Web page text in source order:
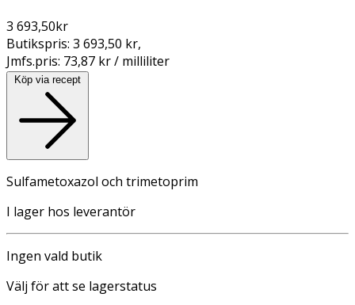
3 693,50kr
Butikspris: 3 693,50 kr,
Jmfs.pris: 73,87 kr / milliliter
Köp via recept
Sulfametoxazol och trimetoprim
I lager hos leverantör
Ingen vald butik
Välj för att se lagerstatus